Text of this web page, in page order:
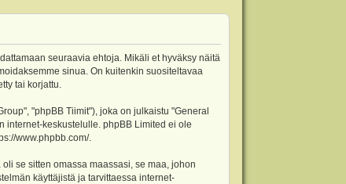
seuraavia ehtoja. Mikäli et hyväksy näitä
sinua. On kuitenkin suositeltavaa
tai korjattu.
"phpBB Tiimit"), joka on julkaistu "General
internet-keskustelulle. phpBB Limited ei ole
www.phpbb.com/.
se sitten omassa maassasi, se maa, johon
käyttäjistä ja tarvittaessa internet-